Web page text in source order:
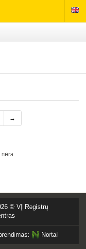
→
nėra.
© VĮ Registrų
Nortal